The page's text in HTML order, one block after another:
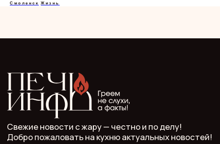
Смоленск Жизнь
и указания прямой гиперссылки.
СМИ Печь.Инфо зарегистрировано
в Роскомнадзоре.
Запись в реестре зарегистрированных СМИ:
серия Эл Nº ФС77−89949 oт 15 августа 2025 г.
Учредитель: ООО "Мелодия"
Главный редактор: Кулькова А.С.
Телефон: 7 952 536 3336